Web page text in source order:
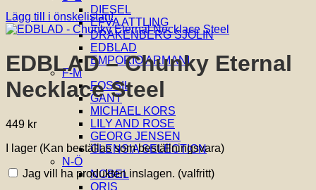
DIESEL
EFVA ATTLING
DRAKENBERG SJÖLIN
EDBLAD
EMPORIO ARMANI
F-M
FOSSIL
GANT
MICHAEL KORS
LILY AND ROSE
GEORG JENSEN
GLENSIA SELECTION
N-Ö
NOBEL
ORIS
Lägg till i önskelistan!
EDBLAD – Chunky Eternal
Necklace Steel
449 kr
I lager (Kan beställas som beställningsvara)
Jag vill ha produkten inslagen. (valfritt)